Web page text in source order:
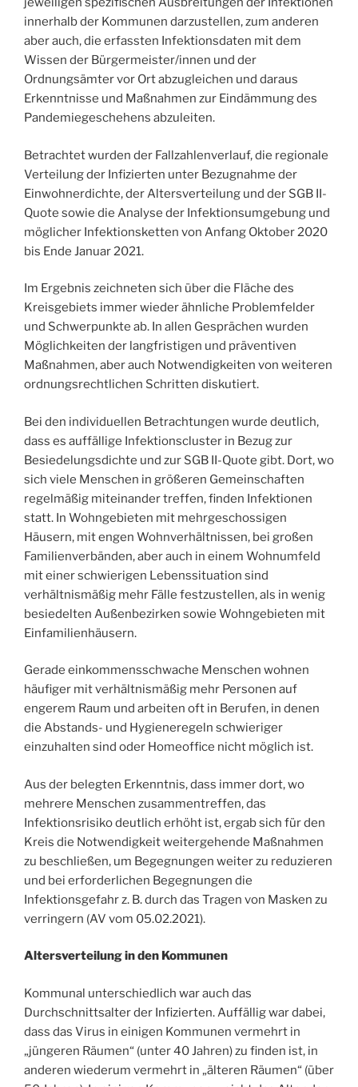
innerhalb der Kommunen darzustellen, zum anderen
aber auch, die erfassten Infektionsdaten mit dem
Wissen der Bürgermeister/innen und der
Ordnungsämter vor Ort abzugleichen und daraus
Erkenntnisse und Maßnahmen zur Eindämmung des
Pandemiegeschehens abzuleiten.
Betrachtet wurden der Fallzahlenverlauf, die regionale
Verteilung der Infizierten unter Bezugnahme der
Einwohnerdichte, der Altersverteilung und der SGB II-
Quote sowie die Analyse der Infektionsumgebung und
möglicher Infektionsketten von Anfang Oktober 2020
bis Ende Januar 2021.
Im Ergebnis zeichneten sich über die Fläche des
Kreisgebiets immer wieder ähnliche Problemfelder
und Schwerpunkte ab. In allen Gesprächen wurden
Möglichkeiten der langfristigen und präventiven
Maßnahmen, aber auch Notwendigkeiten von weiteren
ordnungsrechtlichen Schritten diskutiert.
Bei den individuellen Betrachtungen wurde deutlich,
dass es auffällige Infektionscluster in Bezug zur
Besiedelungsdichte und zur SGB II-Quote gibt. Dort, wo
sich viele Menschen in größeren Gemeinschaften
regelmäßig miteinander treffen, finden Infektionen
statt. In Wohngebieten mit mehrgeschossigen
Häusern, mit engen Wohnverhältnissen, bei großen
Familienverbänden, aber auch in einem Wohnumfeld
mit einer schwierigen Lebenssituation sind
verhältnismäßig mehr Fälle festzustellen, als in wenig
besiedelten Außenbezirken sowie Wohngebieten mit
Einfamilienhäusern.
Gerade einkommensschwache Menschen wohnen
häufiger mit verhältnismäßig mehr Personen auf
engerem Raum und arbeiten oft in Berufen, in denen
die Abstands- und Hygieneregeln schwieriger
einzuhalten sind oder Homeoffice nicht möglich ist.
Aus der belegten Erkenntnis, dass immer dort, wo
mehrere Menschen zusammentreffen, das
Infektionsrisiko deutlich erhöht ist, ergab sich für den
Kreis die Notwendigkeit weitergehende Maßnahmen
zu beschließen, um Begegnungen weiter zu reduzieren
und bei erforderlichen Begegnungen die
Infektionsgefahr z. B. durch das Tragen von Masken zu
verringern (AV vom 05.02.2021).
Altersverteilung in den Kommunen
Kommunal unterschiedlich war auch das
Durchschnittsalter der Infizierten. Auffällig war dabei,
dass das Virus in einigen Kommunen vermehrt in
„jüngeren Räumen“ (unter 40 Jahren) zu finden ist, in
anderen wiederum vermehrt in „älteren Räumen“ (über